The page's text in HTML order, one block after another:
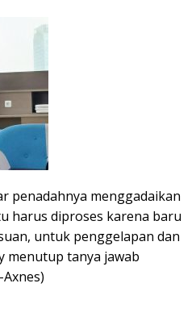
penadahnya menggadaikan
harus diproses karena baru
untuk penggelapan dan
menutup tanya jawab